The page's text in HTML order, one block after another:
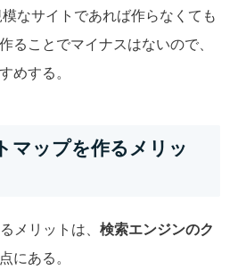
なサイトであれば作らなくても
ることでマイナスはないので、
めする。
マップを作るメリッ
メリットは、 検索エンジンのク
点にある。